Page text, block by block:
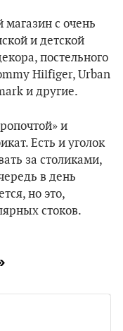
с очень
и детской
постельного
Hilfiger, Urban
и другие.
и
Есть и уголок
за столиками,
в день
но это,
стоков.